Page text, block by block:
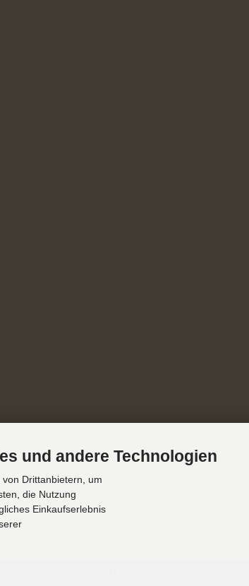
und andere Technologien
Drittanbietern, um
die Nutzung
Einkaufserlebnis